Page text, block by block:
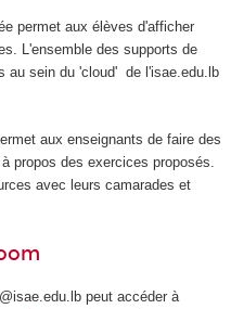
permet aux élèves d'afficher
L'ensemble des supports de
au sein du 'cloud' de l'isae.edu.lb
aux enseignants de faire des
propos des exercices proposés.
avec leurs camarades et
peut accéder à